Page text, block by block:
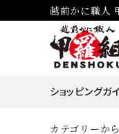
越前かに職人
ショッピングガ
カテゴリーか